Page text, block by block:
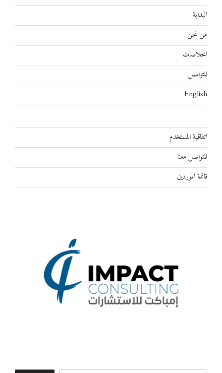
البداية
من نحن
الخلاصات
للتواصل
English
اتفاقية المستخدم
للتواصل معنا
قائمة الموردين